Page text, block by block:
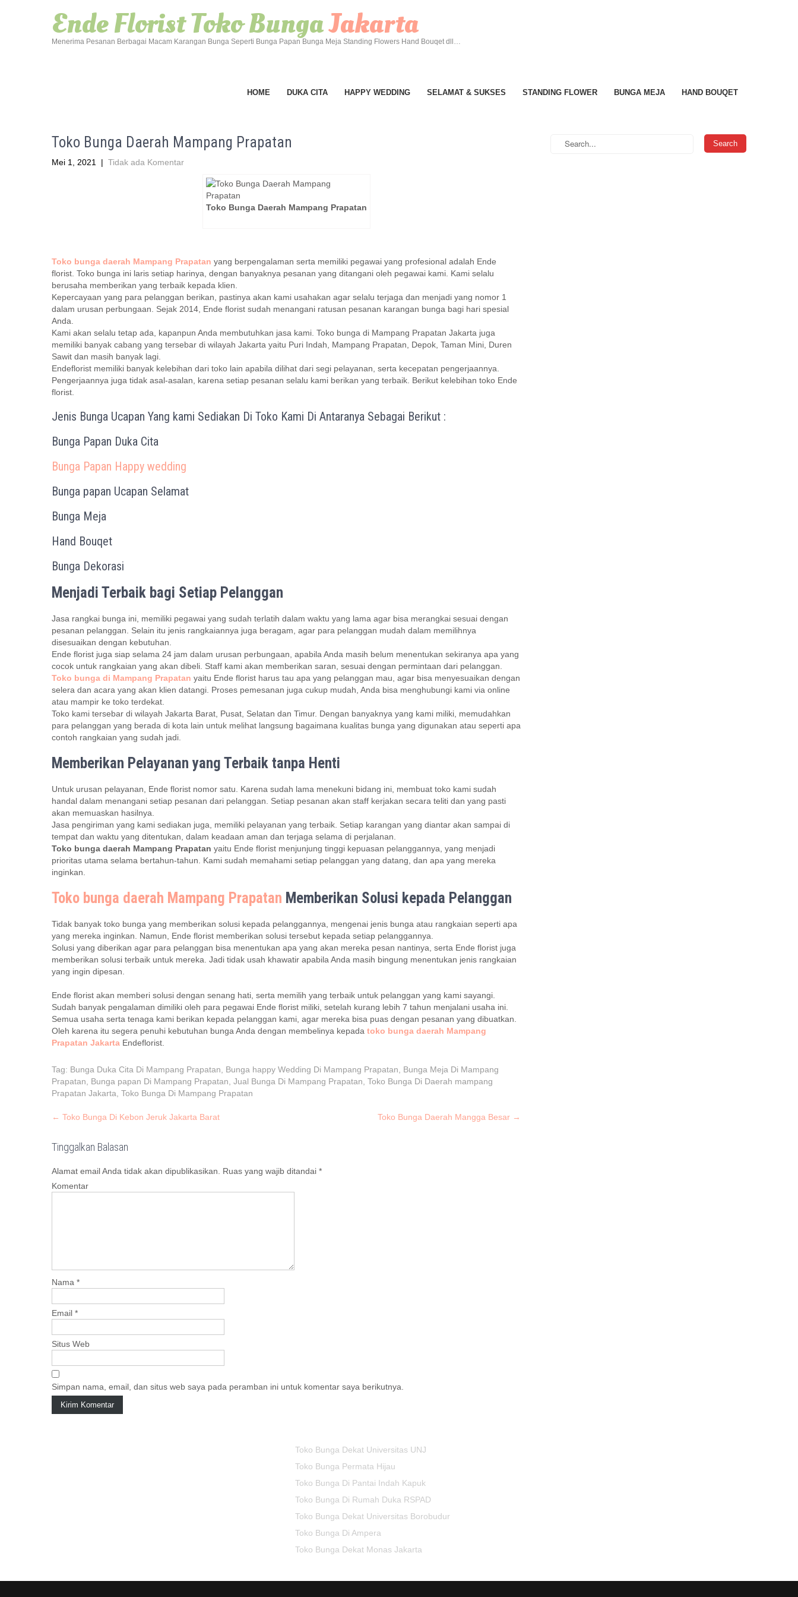
Ende Florist Toko BungaJakarta
Menerima Pesanan Berbagai Macam Karangan Bunga Seperti Bunga Papan Bunga Meja Standing Flowers Hand Bouqet dll…
HOME DUKA CITA HAPPY WEDDING SELAMAT & SUKSES STANDING FLOWER BUNGA MEJA HAND BOUQET
Toko Bunga Daerah Mampang Prapatan
Mei 1, 2021 | Tidak ada Komentar
Toko Bunga Daerah Mampang Prapatan
Toko bunga daerah Mampang Prapatan yang berpengalaman serta memiliki pegawai yang profesional adalah Ende
florist. Toko bunga ini laris setiap harinya, dengan banyaknya pesanan yang ditangani oleh pegawai kami. Kami selalu
berusaha memberikan yang terbaik kepada klien.
Kepercayaan yang para pelanggan berikan, pastinya akan kami usahakan agar selalu terjaga dan menjadi yang nomor 1
dalam urusan perbungaan. Sejak 2014, Ende florist sudah menangani ratusan pesanan karangan bunga bagi hari spesial
Anda.
Kami akan selalu tetap ada, kapanpun Anda membutuhkan jasa kami. Toko bunga di Mampang Prapatan Jakarta juga
memiliki banyak cabang yang tersebar di wilayah Jakarta yaitu Puri Indah, Mampang Prapatan, Depok, Taman Mini, Duren
Sawit dan masih banyak lagi.
Endeflorist memiliki banyak kelebihan dari toko lain apabila dilihat dari segi pelayanan, serta kecepatan pengerjaannya.
Pengerjaannya juga tidak asal-asalan, karena setiap pesanan selalu kami berikan yang terbaik. Berikut kelebihan toko Ende
florist.
Jenis Bunga Ucapan Yang kami Sediakan Di Toko Kami Di Antaranya Sebagai Berikut :
Bunga Papan Duka Cita
Bunga Papan Happy wedding
Bunga papan Ucapan Selamat
Bunga Meja
Hand Bouqet
Bunga Dekorasi
Menjadi Terbaik bagi Setiap Pelanggan
Jasa rangkai bunga ini, memiliki pegawai yang sudah terlatih dalam waktu yang lama agar bisa merangkai sesuai dengan
pesanan pelanggan. Selain itu jenis rangkaiannya juga beragam, agar para pelanggan mudah dalam memilihnya
disesuaikan dengan kebutuhan.
Ende florist juga siap selama 24 jam dalam urusan perbungaan, apabila Anda masih belum menentukan sekiranya apa yang
cocok untuk rangkaian yang akan dibeli. Staff kami akan memberikan saran, sesuai dengan permintaan dari pelanggan.
Toko bunga di Mampang Prapatan yaitu Ende florist harus tau apa yang pelanggan mau, agar bisa menyesuaikan dengan
selera dan acara yang akan klien datangi. Proses pemesanan juga cukup mudah, Anda bisa menghubungi kami via online
atau mampir ke toko terdekat.
Toko kami tersebar di wilayah Jakarta Barat, Pusat, Selatan dan Timur. Dengan banyaknya yang kami miliki, memudahkan
para pelanggan yang berada di kota lain untuk melihat langsung bagaimana kualitas bunga yang digunakan atau seperti apa
contoh rangkaian yang sudah jadi.
Memberikan Pelayanan yang Terbaik tanpa Henti
Untuk urusan pelayanan, Ende florist nomor satu. Karena sudah lama menekuni bidang ini, membuat toko kami sudah
handal dalam menangani setiap pesanan dari pelanggan. Setiap pesanan akan staff kerjakan secara teliti dan yang pasti
akan memuaskan hasilnya.
Jasa pengiriman yang kami sediakan juga, memiliki pelayanan yang terbaik. Setiap karangan yang diantar akan sampai di
tempat dan waktu yang ditentukan, dalam keadaan aman dan terjaga selama di perjalanan.
Toko bunga daerah Mampang Prapatan yaitu Ende florist menjunjung tinggi kepuasan pelanggannya, yang menjadi
prioritas utama selama bertahun-tahun. Kami sudah memahami setiap pelanggan yang datang, dan apa yang mereka
inginkan.
Toko bunga daerah Mampang Prapatan Memberikan Solusi kepada Pelanggan
Tidak banyak toko bunga yang memberikan solusi kepada pelanggannya, mengenai jenis bunga atau rangkaian seperti apa
yang mereka inginkan. Namun, Ende florist memberikan solusi tersebut kepada setiap pelanggannya.
Solusi yang diberikan agar para pelanggan bisa menentukan apa yang akan mereka pesan nantinya, serta Ende florist juga
memberikan solusi terbaik untuk mereka. Jadi tidak usah khawatir apabila Anda masih bingung menentukan jenis rangkaian
yang ingin dipesan.
Ende florist akan memberi solusi dengan senang hati, serta memilih yang terbaik untuk pelanggan yang kami sayangi.
Sudah banyak pengalaman dimiliki oleh para pegawai Ende florist miliki, setelah kurang lebih 7 tahun menjalani usaha ini.
Semua usaha serta tenaga kami berikan kepada pelanggan kami, agar mereka bisa puas dengan pesanan yang dibuatkan.
Oleh karena itu segera penuhi kebutuhan bunga Anda dengan membelinya kepada toko bunga daerah Mampang
Prapatan Jakarta Endeflorist.
Tag: Bunga Duka Cita Di Mampang Prapatan Bunga happy Wedding Di Mampang Prapatan
Bunga Meja Di Mampang
Prapatan
Bunga papan Di Mampang Prapatan Jual Bunga Di Mampang Prapatan Toko Bunga Di Daerah mampang
Prapatan Jakarta Toko Bunga Di Mampang Prapatan
P
s
n
a
t
i
n
← Toko Bunga Di Kebon Jeruk Jakarta Barat Toko Bunga Daerah Mangga Besar →
Tinggalkan Balasan
Alamat email Anda tidak akan dipublikasikan. Ruas yang wajib ditandai *
Komentar
Nama *
Email *
Situs Web
Simpan nama, email, dan situs web saya pada peramban ini untuk komentar saya berikutnya.
Toko Bunga Dekat Universitas UNJ
Toko Bunga Permata Hijau
Toko Bunga Di Pantai Indah Kapuk
Toko Bunga Di Rumah Duka RSPAD
Toko Bunga Dekat Universitas Borobudur
Toko Bunga Di Ampera
Toko Bunga Dekat Monas Jakarta